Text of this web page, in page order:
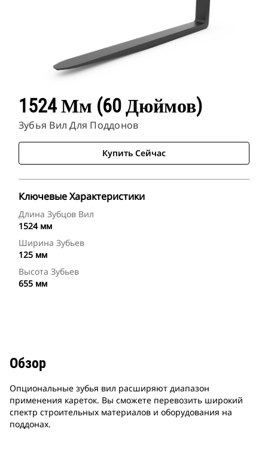
1524 Мм (60 Дюймов)
Зубья Вил Для Поддонов
Купить Сейчас
Ключевые Характеристики
Длина Зубцов Вил
1524 мм
Ширина Зубьев
125 мм
Высота Зубьев
655 мм
Обзор
Опциональные зубья вил расширяют диапазон
применения кареток. Вы сможете перевозить широкий
спектр строительных материалов и оборудования на
поддонах.